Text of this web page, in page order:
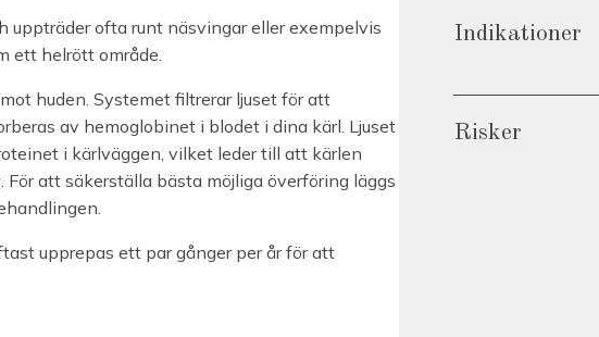
uppträder ofta runt näsvingar eller exempelvis
ett helrött område.
huden. Systemet filtrerar ljuset för att
av hemoglobinet i blodet i dina kärl. Ljuset
i kärlväggen, vilket leder till att kärlen
att säkerställa bästa möjliga överföring läggs
upprepas ett par gånger per år för att
Indikationer
Risker